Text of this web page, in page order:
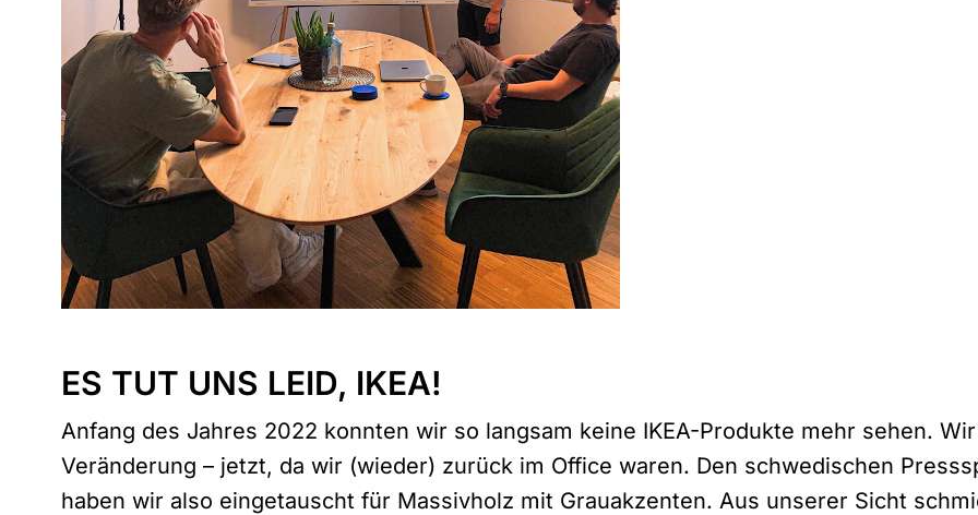
ES TUT UNS LEID, IKEA!
Anfang des Jahres 2022 konnten wir so langsam keine IKEA-Produkte mehr sehen.
Veränderung – jetzt, da wir (wieder) zurück im Office waren. Den schwedischen
haben wir also eingetauscht für Massivholz mit Grauakzenten. Aus unserer Sicht